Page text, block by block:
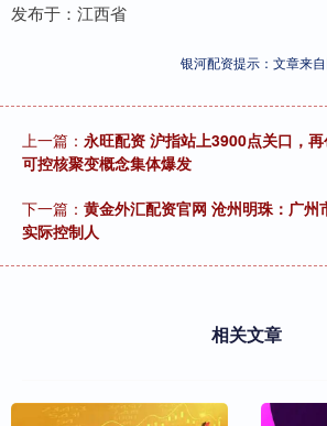
发布于：江西省
银河配资提示：文章来
上一篇： 永旺配资 沪指站上3900点关口，再
可控核聚变概念集体爆发
下一篇： 黄金外汇配资官网 沧州明珠：广州
实际控制人
相关文章